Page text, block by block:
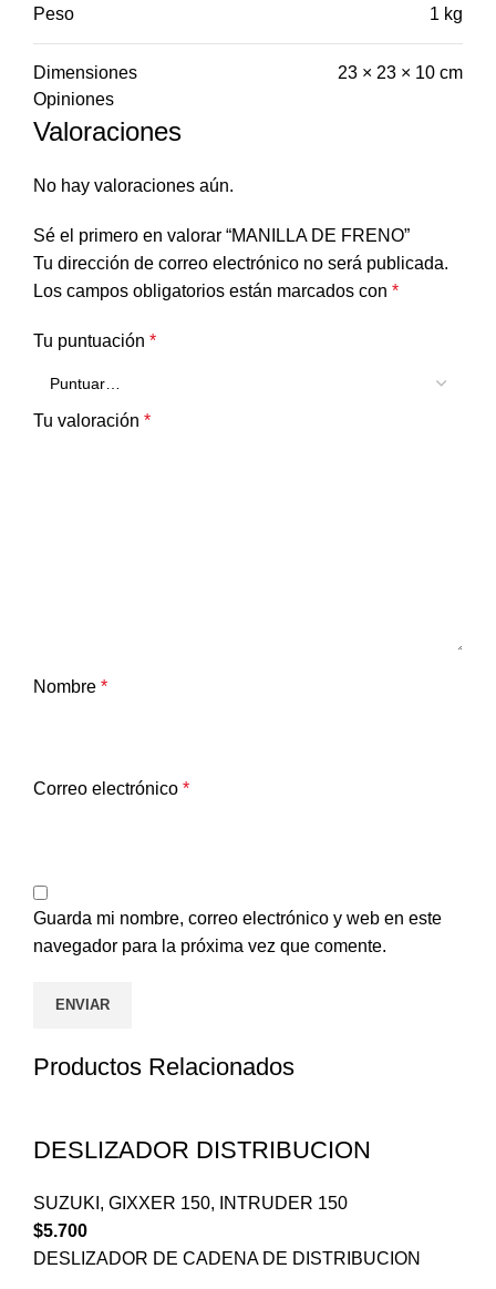
Peso
1 kg
Dimensiones
23 × 23 × 10 cm
Opiniones
Valoraciones
No hay valoraciones aún.
Sé el primero en valorar “MANILLA DE FRENO”
Tu dirección de correo electrónico no será publicada.
Los campos obligatorios están marcados con *
Tu puntuación *
Tu valoración *
Nombre *
Correo electrónico *
Guarda mi nombre, correo electrónico y web en este
navegador para la próxima vez que comente.
Productos Relacionados
DESLIZADOR DISTRIBUCION
SUZUKI , GIXXER 150,
INTRUDER 150
$5.700
DESLIZADOR DE CADENA DE DISTRIBUCION